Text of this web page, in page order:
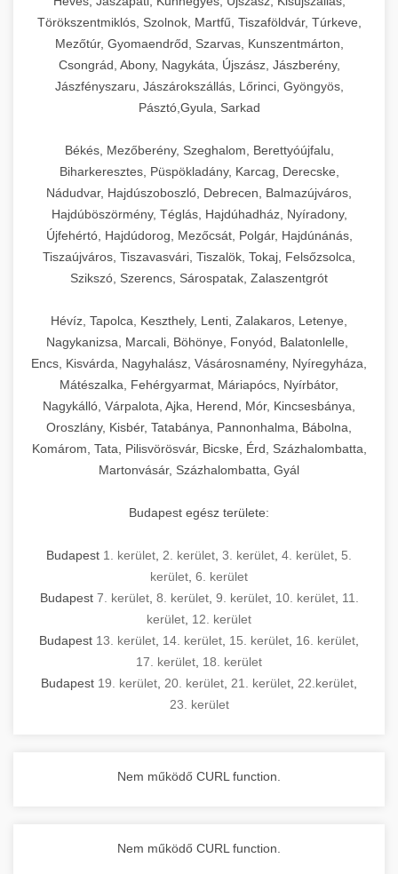
Törökszentmiklós, Szolnok, Martfű, Tiszaföldvár, Túrkeve,
Mezőtúr, Gyomaendrőd, Szarvas, Kunszentmárton,
Csongrád, Abony, Nagykáta, Újszász, Jászberény,
Jászfényszaru, Jászárokszállás, Lőrinci, Gyöngyös,
Pásztó,Gyula, Sarkad
Békés, Mezőberény, Szeghalom, Berettyóújfalu,
Biharkeresztes, Püspökladány, Karcag, Derecske,
Nádudvar, Hajdúszoboszló, Debrecen, Balmazújváros,
Hajdúböszörmény, Téglás, Hajdúhadház, Nyíradony,
Újfehértó, Hajdúdorog, Mezőcsát, Polgár, Hajdúnánás,
Tiszaújváros, Tiszavasvári, Tiszalök, Tokaj, Felsőzsolca,
Szikszó, Szerencs, Sárospatak, Zalaszentgrót
Hévíz, Tapolca, Keszthely, Lenti, Zalakaros, Letenye,
Nagykanizsa, Marcali, Böhönye, Fonyód, Balatonlelle,
Encs, Kisvárda, Nagyhalász, Vásárosnamény, Nyíregyháza,
Mátészalka, Fehérgyarmat, Máriapócs, Nyírbátor,
Nagykálló, Várpalota, Ajka, Herend, Mór, Kincsesbánya,
Oroszlány, Kisbér, Tatabánya, Pannonhalma, Bábolna,
Komárom, Tata, Pilisvörösvár, Bicske, Érd, Százhalombatta,
Martonvásár, Százhalombatta, Gyál
Budapest egész területe:
Budapest 1. kerület 2. kerület 3. kerület 4. kerület 5.
kerület 6. kerület
Budapest 7. kerület, 8. kerület, 9. kerület, 10. kerület, 11.
kerület 12. kerület
Budapest 13. kerület 14. kerület 15. kerület 16. kerület
17. kerület 18. kerület
Budapest 19. kerület 20. kerület 21. kerület 22.kerület
23. kerület
Nem működő CURL function.
Nem működő CURL function.